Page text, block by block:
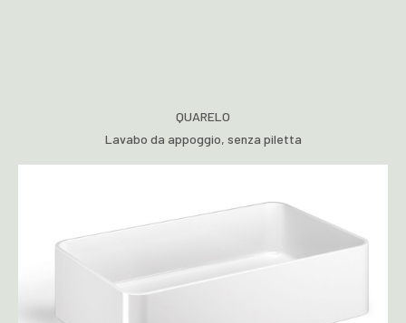
QUARELO
Lavabo da appoggio, senza piletta